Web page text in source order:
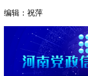
编辑：祝萍